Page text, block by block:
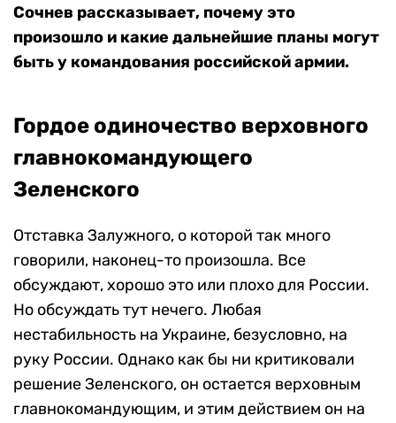
Сочнев рассказывает, почему это
произошло и какие дальнейшие планы могут
быть у командования российской армии.
Гордое одиночество верховного
главнокомандующего
Зеленского
Отставка Залужного, о которой так много
говорили, наконец-то произошла. Все
обсуждают, хорошо это или плохо для России.
Но обсуждать тут нечего. Любая
нестабильность на Украине, безусловно, на
руку России. Однако как бы ни критиковали
решение Зеленского, он остается верховным
главнокомандующим, и этим действием он на